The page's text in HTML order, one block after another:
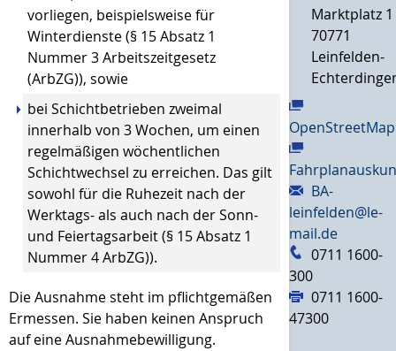
vorliegen, beispielsweise für
Winterdienste (§ 15 Absatz 1
Nummer 3 Arbeitszeitgesetz
(ArbZG)), sowie
bei Schichtbetrieben zweimal
innerhalb von 3 Wochen, um einen
regelmäßigen wöchentlichen
Schichtwechsel zu erreichen. Das gilt
sowohl für die Ruhezeit nach der
Werktags- als auch nach der Sonn-
und Feiertagsarbeit (§ 15 Absatz 1
Nummer 4 ArbZG)).
Die Ausnahme steht im pflichtgemäßen
Ermessen. Sie haben keinen Anspruch
auf eine Ausnahmebewilligung.
Marktplatz 1
70771
Leinfelden-
OpenStreetMap
BA-
leinfelden@le-
mail.de
0711 1600-
300
0711 1600-
47300